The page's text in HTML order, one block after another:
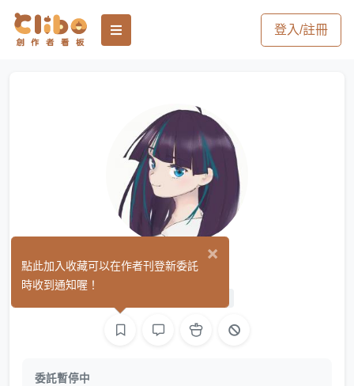
登入/註冊
蠟燭燭
委託暫停中
×
點此加入收藏可以在作者刊登新委託
時收到通知喔！